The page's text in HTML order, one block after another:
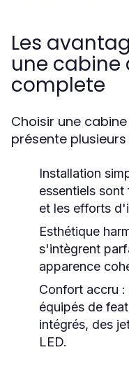
Les
une cabine
complete
Choisir une
présente
Installation
essentiels
et les efforts
Esthétique
s'intègrent
apparence
Confort accru :
équipés de
intégrés, des
LED.